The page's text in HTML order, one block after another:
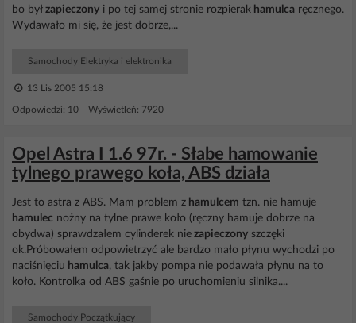
bo był zapieczony i po tej samej stronie rozpierak hamulca ręcznego.
Wydawało mi się, że jest dobrze,...
Samochody Elektryka i elektronika
13 Lis 2005 15:18
Odpowiedzi: 10 Wyświetleń: 7920
Opel Astra I 1.6 97r. - Słabe hamowanie
tylnego prawego koła, ABS działa
Jest to astra z ABS. Mam problem z hamulcem tzn. nie hamuje
hamulec nożny na tylne prawe koło (ręczny hamuje dobrze na
obydwa) sprawdzałem cylinderek nie zapieczony szczęki
ok.Próbowałem odpowietrzyć ale bardzo mało płynu wychodzi po
naciśnięciu hamulca, tak jakby pompa nie podawała płynu na to
koło. Kontrolka od ABS gaśnie po uruchomieniu silnika....
Samochody Początkujący